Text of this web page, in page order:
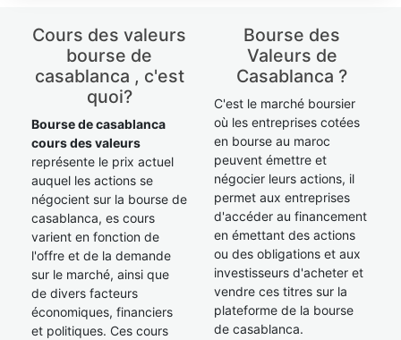
Cours des valeurs
bourse de
casablanca , c'est
quoi?
Bourse de casablanca
cours des valeurs
représente le prix actuel
auquel les actions se
négocient sur la bourse de
casablanca, es cours
varient en fonction de
l'offre et de la demande
sur le marché, ainsi que
de divers facteurs
économiques, financiers
et politiques. Ces cours
Bourse des
Valeurs de
Casablanca ?
C'est le marché boursier
où les entreprises cotées
en bourse au maroc
peuvent émettre et
négocier leurs actions, il
permet aux entreprises
d'accéder au financement
en émettant des actions
ou des obligations et aux
investisseurs d'acheter et
vendre ces titres sur la
plateforme de la bourse
de casablanca.